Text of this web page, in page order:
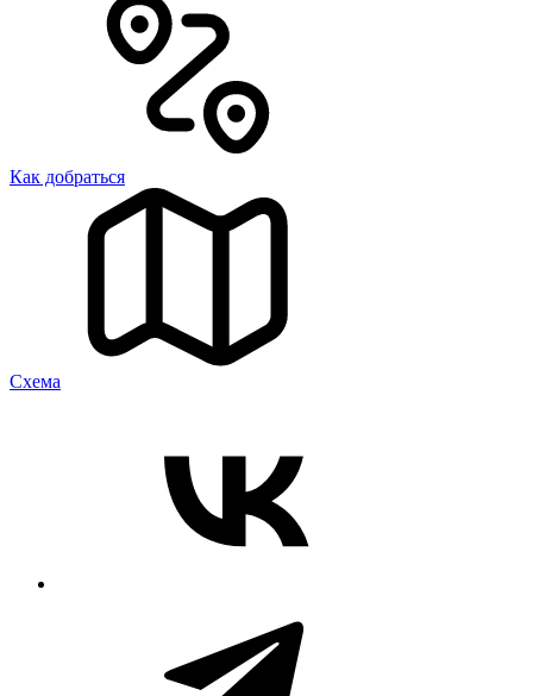
Как добраться
Cхема